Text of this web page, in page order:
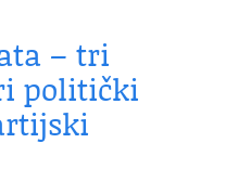
– tri
politički